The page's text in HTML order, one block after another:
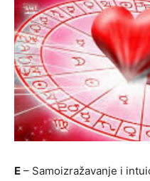
E – Samoizražavanje i